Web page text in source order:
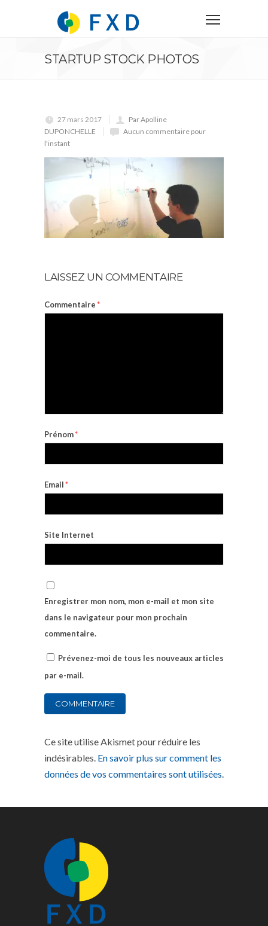
STARTUP STOCK PHOTOS
27 mars 2017
Par Apolline
DUPONCHELLE
Aucun commentaire pour
l'instant
LAISSEZ UN COMMENTAIRE
Commentaire*
Prénom*
Email*
Site Internet
Enregistrer mon nom, mon e-mail et mon site
dans le navigateur pour mon prochain
commentaire.
Prévenez-moi de tous les nouveaux articles
par e-mail.
Ce site utilise Akismet pour réduire les
indésirables. En savoir plus sur comment les
données de vos commentaires sont utilisées.